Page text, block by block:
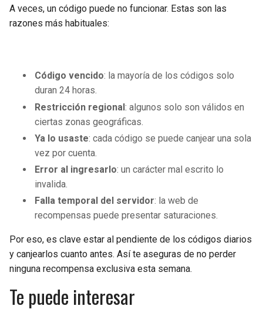
A veces, un código puede no funcionar. Estas son las
razones más habituales:
Código vencido: la mayoría de los códigos solo
duran 24 horas.
Restricción regional: algunos solo son válidos en
ciertas zonas geográficas.
Ya lo usaste: cada código se puede canjear una sola
vez por cuenta.
Error al ingresarlo: un carácter mal escrito lo
invalida.
Falla temporal del servidor: la web de
recompensas puede presentar saturaciones.
Por eso, es clave estar al pendiente de los códigos diarios
y canjearlos cuanto antes. Así te aseguras de no perder
ninguna recompensa exclusiva esta semana.
Te puede interesar